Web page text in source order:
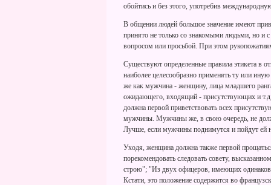
обойтись и без этого, употребив
В общении людей большое значение имеют
принято не только со знакомыми людьми, но и
вопросом или просьбой. При этом
Существуют определенные правила этикета в
наиболее целесообразно применять ту или
же как мужчина - женщину, лица младшего
ожидающего, входящий - присутствующих и
должна первой приветствовать всех
мужчины. Мужчины же, в свою очередь, не
Лучше, если мужчины поднимутся и пойдут ей
Уходя, женщина должна также первой
порекомендовать следовать совету,
строю"; "Из двух офицеров, имеющих
Кстати, это положение содержится во